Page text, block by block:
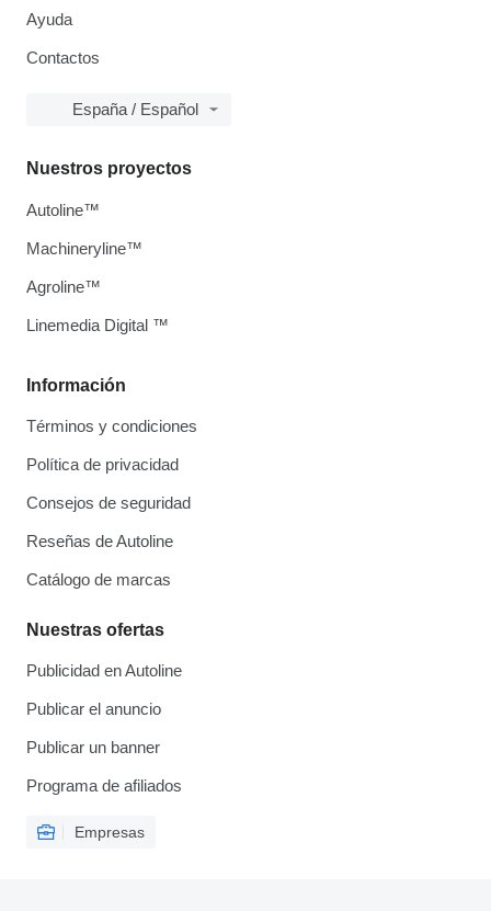
Ayuda
Contactos
España / Español
Información
Términos y condiciones
Política de privacidad
Consejos de seguridad
Reseñas de Autoline
Catálogo de marcas
Nuestras ofertas
Publicidad en Autoline
Publicar el anuncio
Publicar un banner
Programa de afiliados
Empresas
Nuestros proyectos
Autoline™
Machineryline™
Agroline™
Linemedia Digital ™